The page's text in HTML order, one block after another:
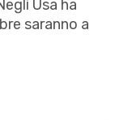
Usa ha
saranno a